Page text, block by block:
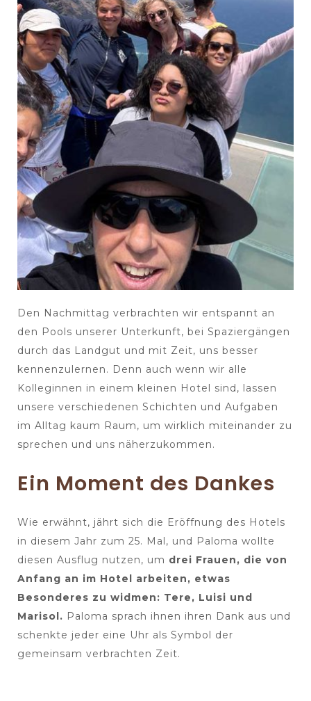
Den Nachmittag verbrachten wir entspannt an
den Pools unserer Unterkunft, bei Spaziergängen
durch das Landgut und mit Zeit, uns besser
kennenzulernen. Denn auch wenn wir alle
Kolleginnen in einem kleinen Hotel sind, lassen
unsere verschiedenen Schichten und Aufgaben
im Alltag kaum Raum, um wirklich miteinander zu
sprechen und uns näherzukommen.
Ein Moment des Dankes
Wie erwähnt, jährt sich die Eröffnung des Hotels
in diesem Jahr zum 25. Mal, und Paloma wollte
diesen Ausflug nutzen, um drei Frauen, die von
Anfang an im Hotel arbeiten, etwas
Besonderes zu widmen: Tere, Luisi und
Marisol. Paloma sprach ihnen ihren Dank aus und
schenkte jeder eine Uhr als Symbol der
gemeinsam verbrachten Zeit.